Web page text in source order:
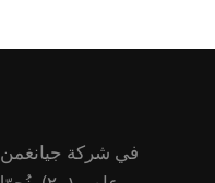
في شركة